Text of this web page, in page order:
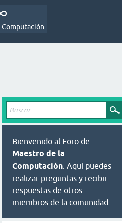
Computación
Bienvenido al Foro de
Maestro de la
Computación . Aquí puedes
realizar preguntas y recibir
respuestas de otros
miembros de la comunidad.